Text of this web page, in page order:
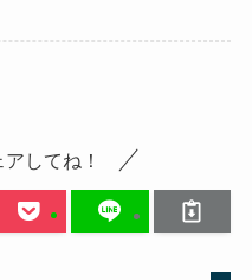
してね！